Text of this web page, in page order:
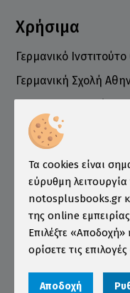
Χρήσιμα
Γερμανικό
Γερμανική Σχολή
Επιμελητήριο
Ινστιτούτο ÖSD
Πληροφορίες
Τρόποι Παραγγελίας
Τρόποι Πληρωμής
Τρόποι Αποστολής
Τα cookies είναι
εύρυθμη
notosplusbooks.gr
της online
Επιλέξτε «Αποδοχή»
ορίσετε τις
Αποδοχή